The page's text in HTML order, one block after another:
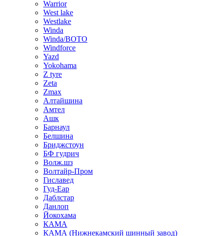
Warrior
West lake
Westlake
Winda
Winda/BOTO
Windforce
Yazd
Yokohama
Z tyre
Zeta
Zmax
Алтайшина
Амтел
Ашк
Барнаул
Белшина
Бриджстоун
БФ гудрич
Волж.шз
Волтайр-Пром
Гиславед
Гуд-Еар
Даблстар
Данлоп
Йокохама
КАМА
КАМА (Нижнекамский шинный завод)